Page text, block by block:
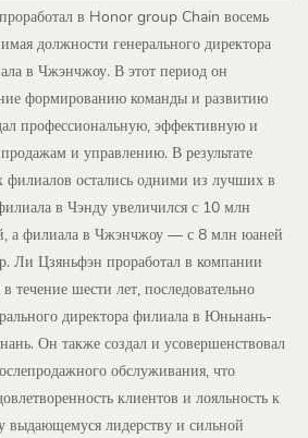
в Honor group Chain восемь
должности генерального директора
в Чжэнчжоу. В этот период он
формированию команды и развитию
профессиональную, эффективную и
и управлению. В результате
филиалов остались одними из лучших в
в Чэнду увеличился с 10 млн
а филиала в Чжэнчжоу — с 8 млн юаней
Ли Цзяньфэн проработал в компании
шести лет, последовательно
директора филиала в Юньнань-
Он также создал и усовершенствовал
обслуживания, что
клиентов и лояльность к
выдающемуся лидерству и сильной